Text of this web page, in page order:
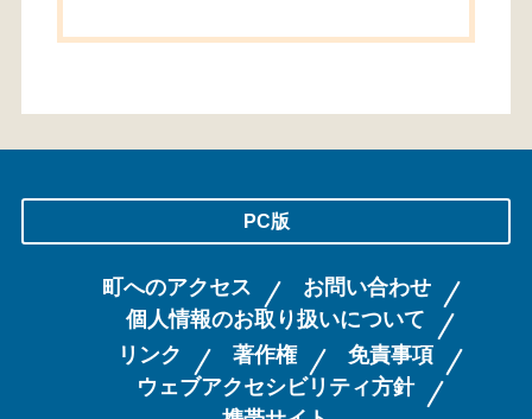
PC版
町へのアクセス
お問い合わせ
個人情報のお取り扱いについて
リンク
著作権
免責事項
ウェブアクセシビリティ方針